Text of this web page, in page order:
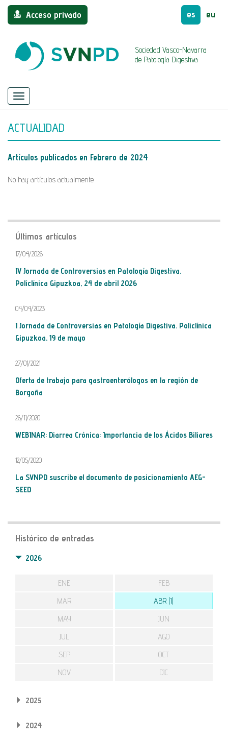
Acceso privado es eu
Sociedad Vasco-Navarra
de Patología Digestiva
Mostrar/ocultar
navegación
ACTUALIDAD
Artículos publicados en Febrero de 2024
No hay artículos actualmente
Últimos artículos
17/04/2026
IV Jornada de Controversias en Patología Digestiva.
Policlínica Gipuzkoa, 24 de abril 2026
04/04/2023
I Jornada de Controversias en Patología Digestiva. Policlínica
Gipuzkoa, 19 de mayo
27/01/2021
Oferta de trabajo para gastroenterólogos en la región de
Borgoña
26/11/2020
WEBINAR: Diarrea Crónica: Importancia de los Ácidos Biliares
12/05/2020
La SVNPD suscribe el documento de posicionamiento AEG-
SEED
Histórico de entradas
2026
ENE
FEB
MAR
ABR (1)
MAY
JUN
JUL
AGO
SEP
OCT
NOV
DIC
2025
2024